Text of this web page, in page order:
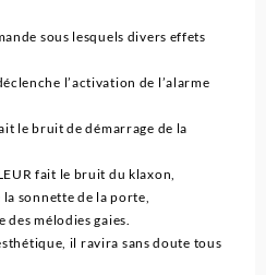
sous lesquels divers effets
l’activation de l’alarme
le bruit de démarrage de la
fait le bruit du klaxon,
sonnette de la porte,
mélodies gaies.
il ravira sans doute tous